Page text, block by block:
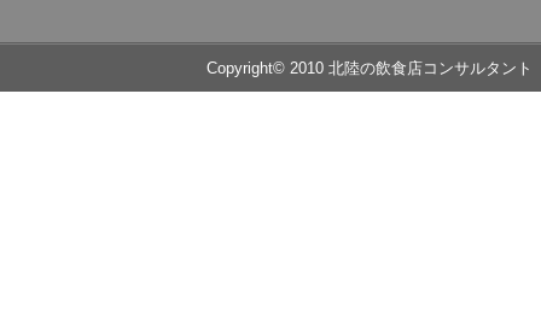
Copyright© 2010 北陸の飲食店コンサルタン